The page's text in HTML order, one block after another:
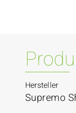
Hersteller
Supremo